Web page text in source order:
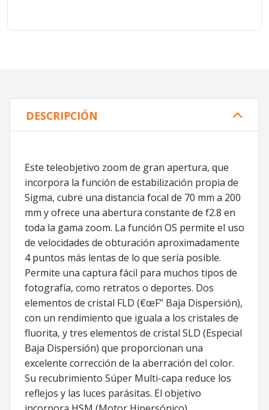
DESCRIPCIÓN
Este teleobjetivo zoom de gran apertura, que
incorpora la función de estabilización propia de
Sigma, cubre una distancia focal de 70 mm a 200
mm y ofrece una abertura constante de f2.8 en
toda la gama zoom. La función OS permite el uso
de velocidades de obturación aproximadamente
4 puntos más lentas de lo que sería posible.
Permite una captura fácil para muchos tipos de
fotografía, como retratos o deportes. Dos
elementos de cristal FLD (€œF” Baja Dispersión),
con un rendimiento que iguala a los cristales de
fluorita, y tres elementos de cristal SLD (Especial
Baja Dispersión) que proporcionan una
excelente corrección de la aberración del color.
Su recubrimiento Súper Multi-capa reduce los
reflejos y las luces parásitas. El objetivo